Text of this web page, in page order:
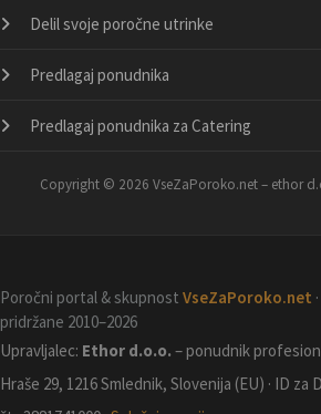
Delil svoje poročne utrinke
Predlagaj ponudnika
Predlagaj ponudnika za Catering
Copyright © 2026 VseZaPoroko.net – ethor
Poročni portal & skupnost VseZaPoroko.net
pridržane 2010–2026
Upravljalec: Ethor d.o.o. – ponudnik
Hraše 29, 1216 Smlednik, Slovenija (EU) · ID za